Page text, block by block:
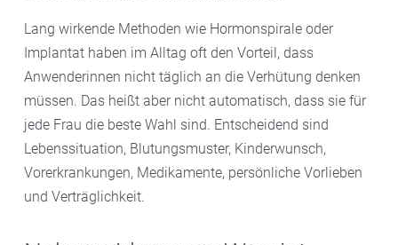
Lang wirkende Methoden wie Hormonspirale oder
Implantat haben im Alltag oft den Vorteil, dass
Anwenderinnen nicht täglich an die Verhütung denken
müssen. Das heißt aber nicht automatisch, dass sie für
jede Frau die beste Wahl sind. Entscheidend sind
Lebenssituation, Blutungsmuster, Kinderwunsch,
Vorerkrankungen, Medikamente, persönliche Vorlieben
und Verträglichkeit.